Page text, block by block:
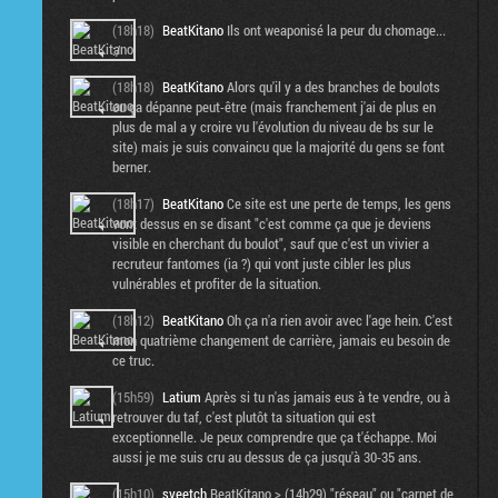
(18h18) BeatKitano Ils ont weaponisé la peur du chomage...
:/
(18h18) BeatKitanoAlors qu'il y a des branches de boulots
ou ça dépanne peut-être (mais franchement j'ai de plus en
plus de mal a y croire vu l'évolution du niveau de bs sur le
site) mais je suis convaincu que la majorité du gens se font
berner.
(18h17) BeatKitanoCe site est une perte de temps, les gens
vont dessus en se disant "c'est comme ça que je deviens
visible en cherchant du boulot", sauf que c'est un vivier a
recruteur fantomes (ia ?) qui vont juste cibler les plus
vulnérables et profiter de la situation.
(18h12) BeatKitanoOh ça n'a rien avoir avec l'age hein. C'est
mon quatrième changement de carrière, jamais eu besoin de
ce truc.
(15h59) Latium Après si tu n'as jamais eus à te vendre, ou à
retrouver du taf, c'est plutôt ta situation qui est
exceptionnelle. Je peux comprendre que ça t'échappe. Moi
aussi je me suis cru au dessus de ça jusqu'à 30-35 ans.
(15h10) sveetch BeatKitano > (14h29) "réseau" ou "carnet de